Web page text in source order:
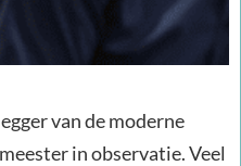
van de moderne
in observatie. Veel